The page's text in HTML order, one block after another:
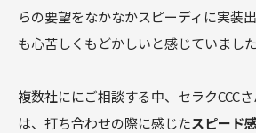
らの要望をなかなかスピーディに実装
も心苦しくもどかしいと感じていました
複数社ににご相談する中、セラクCCC
は、打ち合わせの際に感じたスピード